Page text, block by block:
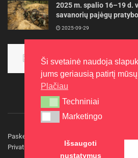
2025 m. spalio 16–19 d.
savanorių pajėgų
2025-09-29
aukso
2015-10-30
Paskelbkite naujieną
Privatumo politika
Kontaktai
Ši svetainė naudoja
jums geriausią patirtį
Plačiau
Techniniai
Techniniai
Marketingo
Marketingo
Išsaugoti
nustatymus